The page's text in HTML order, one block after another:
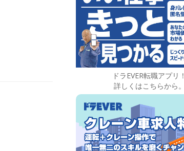
ドラEVER転職アプリ！
詳しくはこちらから。